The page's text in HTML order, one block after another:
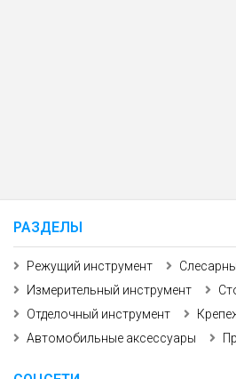
РАЗДЕЛЫ
Режущий инструмент
Измерительный инструмент
Отделочный инструмент
Автомобильные аксессуары